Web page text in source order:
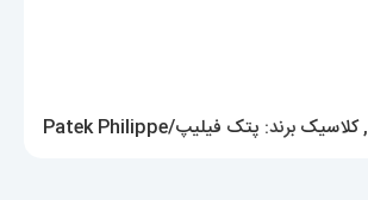
,کلاسیک برند: پتک فیلیپ/Patek Philippe